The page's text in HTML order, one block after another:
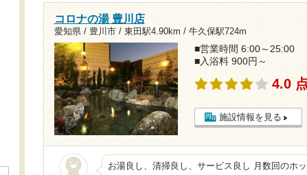
コロナの湯 豊川店
愛知県 / 豊川市 / 東田駅4.90km / 牛久保駅724m
■営業時間 6:00～25:00
■入浴料 900円～
4.0
施設情報を見る
お湯良し、清掃良し、サービス良し 月数回のホ